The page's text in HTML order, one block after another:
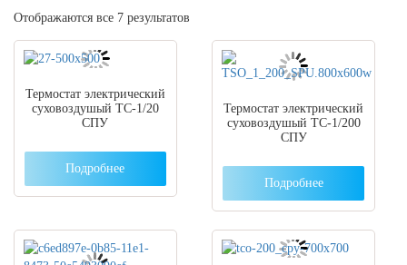
Отображаются все 7 результатов
Термостат электрический
суховоздушый ТС-1/20
СПУ
Подробнее
Термостат электрический
суховоздушый ТС-1/200
СПУ
Подробнее